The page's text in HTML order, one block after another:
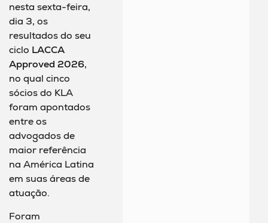
nesta sexta-feira,
dia 3, os
resultados do seu
ciclo LACCA
Approved 2026,
no qual cinco
sócios do KLA
foram apontados
entre os
advogados de
maior referência
na América Latina
em suas áreas de
atuação.
Foram